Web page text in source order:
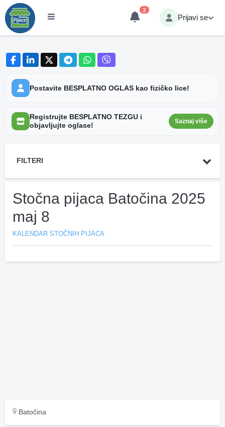
3
Prijavi se
Postavite BESPLATNO OGLAS kao fizičko lice!
Registrujte BESPLATNO TEZGU i
objavljujte oglase!
Saznaj više
FILTERI
Stočna pijaca Batočina 2025
maj 8
KALENDAR STOČNIH PIJACA
Batočina